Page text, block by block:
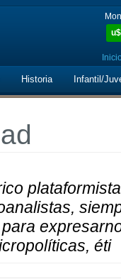
u$
Historia Infantil/
éti